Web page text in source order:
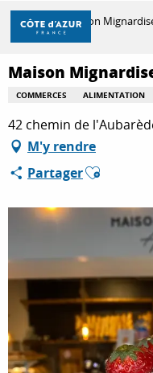
Aller
contenu
principal
DÉCOUVRIR
À FAIRE
SÉJOURNER
Accueil Maison
Maison
COMMERCES ALIMENTATION
42 chemin de
M'y rendre
PartagerAjouter aux